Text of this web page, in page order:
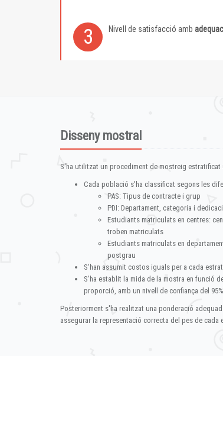
3 Nivell de satisfacció amb
Disseny mostral
S'ha utilitzat un procediment de mostreig estratificat
Cada població s'ha classificat segons les
PAS: Tipus de contracte i grup
PDI: Departament, categoria i
Estudiants matriculats en centres:
troben matriculats
Estudiants matriculats en
postgrau
S'han assumit costos iguals per a cada
S'ha establit la mida de la mostra en funció
proporció, amb un nivell de confiança del 95%
Posteriorment s'ha realitzat una ponderació
assegurar la representació correcta del pes de cada